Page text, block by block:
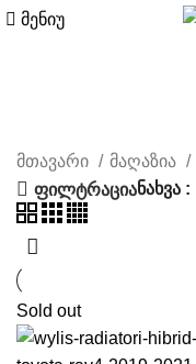
მენიუ
მთავარი მაღაზია
ფილტრაციანახვა
Sold out